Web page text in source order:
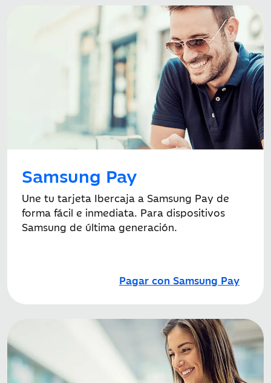
Samsung Pay
Une tu tarjeta Ibercaja a Samsung Pay de
forma fácil e inmediata. Para dispositivos
Samsung de última generación.
Pagar con Samsung Pay